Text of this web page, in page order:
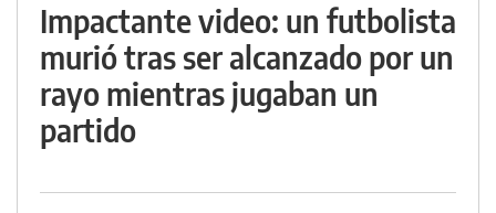
Impactante video: un futbolista
murió tras ser alcanzado por un
rayo mientras jugaban un
partido